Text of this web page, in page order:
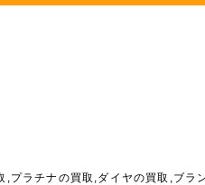
プラチナの買取,ダイヤの買取,ブラ